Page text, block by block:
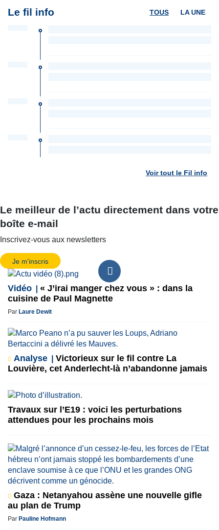
Le fil info LA UNE
TOUS
Voir tout le Fil info
Le meilleur de l’actu directement dans votre
boîte e-mail
Inscrivez-vous aux newsletters
Je m'inscris
Vidéo
« J’irai manger chez vous » : dans la
cuisine de Paul Magnette
Par Laure Dewit
Analyse
Victorieux sur le fil contre La
Louvière, cet Anderlecht-là n’abandonne jamais
Travaux sur l’E19 : voici les perturbations
attendues pour les prochains mois
Gaza : Netanyahou assène une nouvelle gifle
au plan de Trump
Par Pauline Hofmann